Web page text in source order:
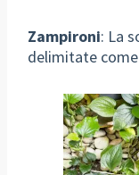
Zampironi: La
delimitate